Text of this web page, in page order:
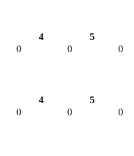
4 5
0 0 0
4 5
0 0 0